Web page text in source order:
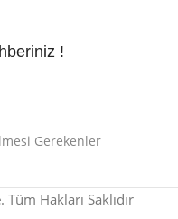
!
Gerekenler
. Tüm Hakları Saklıdır